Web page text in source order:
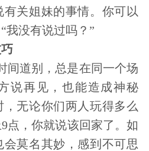
有关姐妹的事情。你可以
我没有说过吗？”
道别，总是在同一个场
说再见，也能造成神秘
无论你们两人玩得多么
点，你就说该回家了。如
莫名其妙，感到不可思